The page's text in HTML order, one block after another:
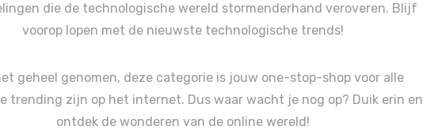
die de technologische wereld stormenderhand veroveren. Blijf
voorop lopen met de nieuwste technologische trends!
geheel genomen, deze categorie is jouw one-stop-shop voor alle
trending zijn op het internet. Dus waar wacht je nog op? Duik erin en
ontdek de wonderen van de online wereld!